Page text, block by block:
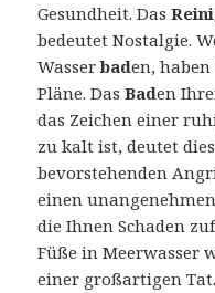
Gesundheit. Das
bedeutet Nostalgie.
Wasserbaden,
Pläne. DasBaden
das Zeichen einer
zu kalt ist, deutet
bevorstehenden
einen
die Ihnen Schaden
Füße in Meerwasser
einer großartigen